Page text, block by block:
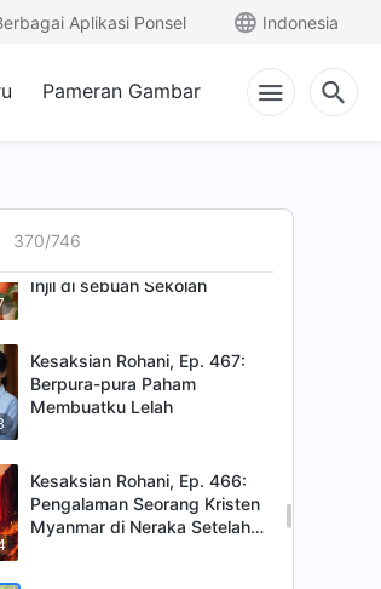
Aplikasi Ponsel Indonesia
Pameran Gambar
370/746
Jalanku yang Penuh
Kesaksian Rohani, Ep. 468:
Injil di sebuah Sekolah
Kesaksian Rohani, Ep. 467:
Berpura-pura Paham
Membuatku Lelah
Kesaksian Rohani, Ep. 466:
Pengalaman Seorang Kristen
Myanmar di Neraka Setelah